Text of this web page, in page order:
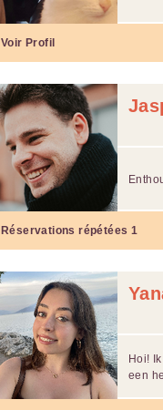
Voir Profil
Réservations répétées 1
Hoi!
een